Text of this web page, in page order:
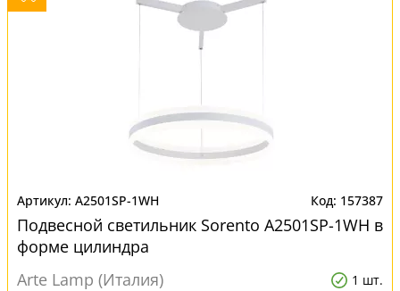
A2501SP-1WH 157387
Подвесной светильник Sorento A2501SP-1WH в
форме цилиндра
Arte Lamp (Италия)
1 шт.